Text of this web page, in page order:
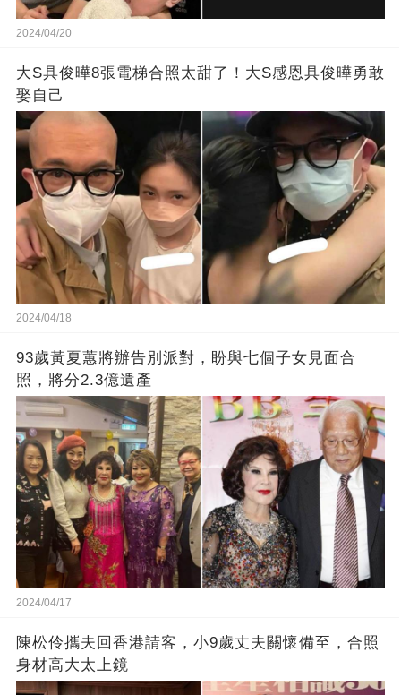
2024/04/20
大S具俊曄8張電梯合照太甜了！大S感恩具俊曄勇敢
娶自己
2024/04/18
93歲黃夏蕙將辦告別派對，盼與七個子女見面合
照，將分2.3億遺產
2024/04/17
陳松伶攜夫回香港請客，小9歲丈夫關懷備至，合照
身材高大太上鏡